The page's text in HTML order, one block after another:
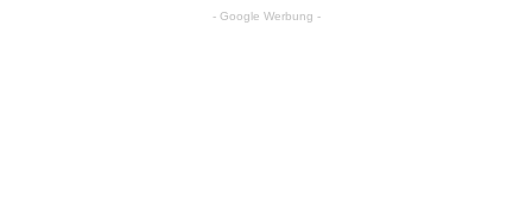
- Google Werbung -